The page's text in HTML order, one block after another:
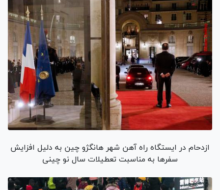
ازدحام در ایستگاه راه آهن شهر هانگژو چین به دلیل افزایش
سفرها به مناسبت تعطیلات سال نو چینی